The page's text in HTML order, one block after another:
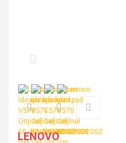
LENOVO